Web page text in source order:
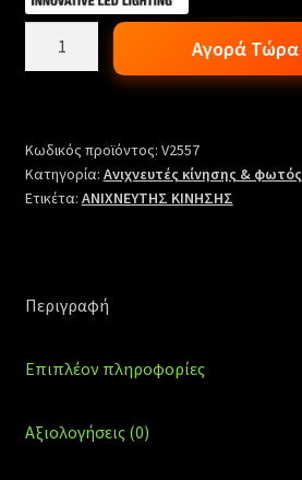
ΑΝΙΧΝΕΥΤΗΣ
Αγορά Τώρα
Κωδικός προϊόντος: V2557
Κατηγορία: Ανιχνευτές κίνησης & φωτός
Ετικέτα: ΑΝΙΧΝΕΥΤΗΣ ΚΙΝΗΣΗΣ
Περιγραφή
Επιπλέον πληροφορίες
Αξιολογήσεις (0)